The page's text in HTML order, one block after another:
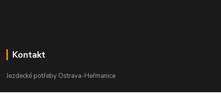
Kontakt
Jezdecké potřeby Ostrava-Heřmanice